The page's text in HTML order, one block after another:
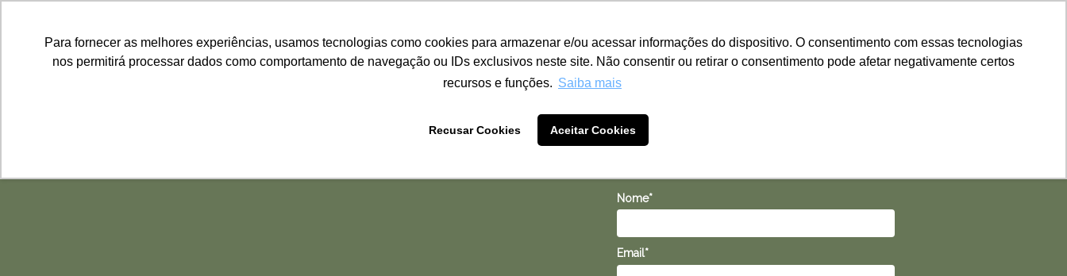
Para fornecer as melhores experiências, usamos tecnologias como cookies para armazenar e/ou acessar informações do dispositivo. O consentimento com essas tecnologias
nos permitirá processar dados como comportamento de navegação ou IDs exclusivos neste site. Não consentir ou retirar o consentimento pode afetar negativamente certos
recursos e funções. Saiba mais
Recusar Cookies Aceitar Cookies
Preencha seus dados abaixo:
Utilize dados completos para não perder seu
Nome*
Email*